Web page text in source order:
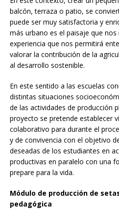
balcón, terraza o patio, se
puede ser muy satisfactoria y
más urbano es el paisaje que
experiencia que nos permitirá
valorar la contribución de la
al desarrollo sostenible.
En este sentido a las escuelas
distintas situaciones
de las actividades de producción
proyecto se pretende establecer
colaborativo para durante el
y de convivencia con el objetivo
deseadas de los estudiantes en
productivas en paralelo con una
prepare para la vida.
Módulo de producción de
pedagógica